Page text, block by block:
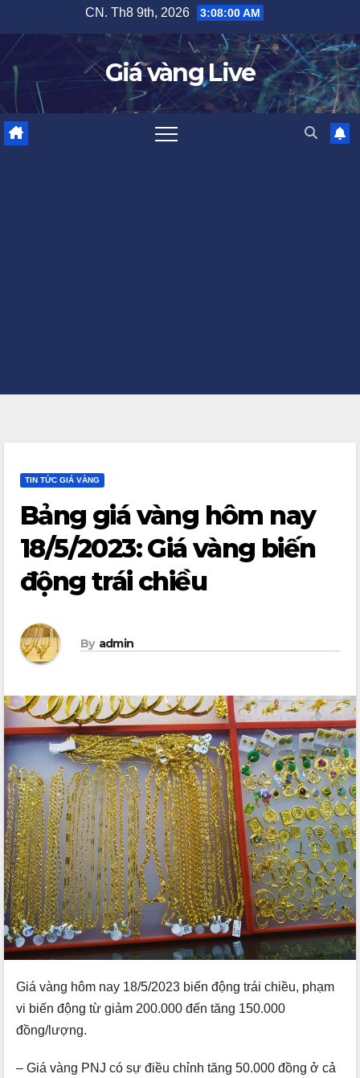
content
CN. Th8 9th, 2026 3:08:01 AM
Giá vàng Live
TIN TỨC GIÁ VÀNG
Bảng giá vàng hôm nay
18/5/2023: Giá vàng biến
động trái chiều
By admin
Giá vàng hôm nay 18/5/2023 biến động trái chiều, phạm
vi biến động từ giảm 200.000 đến tăng 150.000
đồng/lượng.
– Giá vàng PNJ có sự điều chỉnh tăng 50.000 đồng ở cả